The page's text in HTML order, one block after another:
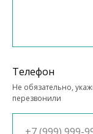
Телефон
Не обязательно,
перезвонили